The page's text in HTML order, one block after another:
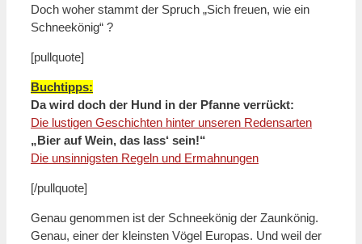
Doch woher stammt der Spruch „Sich freuen, wie ein
Schneekönig“ ?
[pullquote]
Buchtipps:
Da wird doch der Hund in der Pfanne verrückt:
Die lustigen Geschichten hinter unseren Redensarten
„Bier auf Wein, das lass‘ sein!“
Die unsinnigsten Regeln und Ermahnungen
[/pullquote]
Genau genommen ist der Schneekönig der Zaunkönig.
Genau, einer der kleinsten Vögel Europas. Und weil der